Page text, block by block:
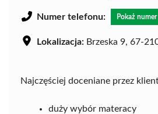
Numer telefonu: Pokaż numer
Lokalizacja: Brzeska 9, 67-
Najczęściej doceniane przez
duży wybór materacy